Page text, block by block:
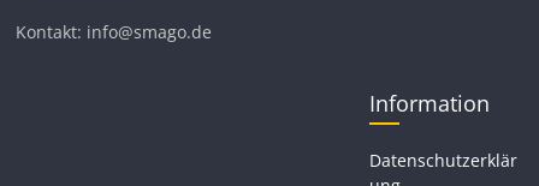
Kontakt: info@smago.de
Information
Datenschutzerklär